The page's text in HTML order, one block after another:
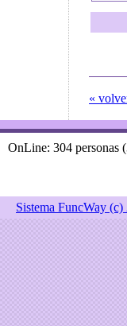
«
OnLine: 304 personas
Sistema FuncWay